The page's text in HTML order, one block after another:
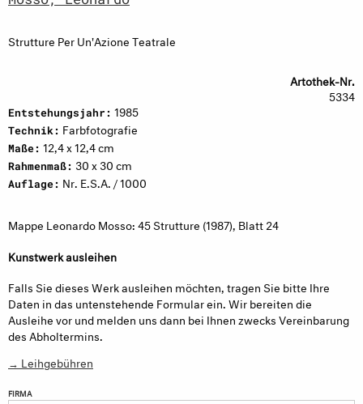
Strutture Per Un'Azione Teatrale
Artothek-Nr.
5334
Entstehungsjahr: 1985
Technik: Farbfotografie
Maße: 12,4 x 12,4 cm
Rahmenmaß: 30 x 30 cm
Auflage: Nr. E.S.A. / 1000
Mappe Leonardo Mosso: 45 Strutture (1987), Blatt 24
Kunstwerk ausleihen
Falls Sie dieses Werk ausleihen möchten, tragen Sie bitte Ihre
Daten in das untenstehende Formular ein. Wir bereiten die
Ausleihe vor und melden uns dann bei Ihnen zwecks Vereinbarung
des Abholtermins.
→ Leihgebühren
FIRMA